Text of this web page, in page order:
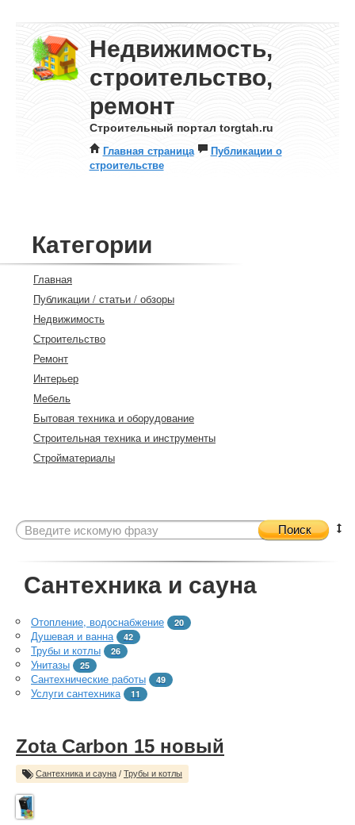
Недвижимость,
строительство,
ремонт
Строительный портал torgtah.ru
Главная страница
Публикации о
строительстве
Категории
Главная
Публикации / статьи / обзоры
Недвижимость
Строительство
Ремонт
Интерьер
Мебель
Бытовая техника и оборудование
Строительная техника и инструменты
Стройматериалы
Поиск
Сантехника и сауна
Отопление, водоснабжение 20
Душевая и ванна 42
Трубы и котлы 26
Унитазы 25
Сантехнические работы 49
Услуги сантехника 11
Zota Carbon 15 новый
Сантехника и сауна / Трубы и котлы